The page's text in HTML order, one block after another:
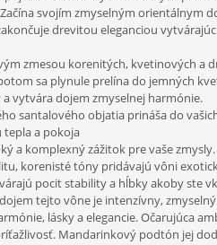
svojím zmyselným orientálnym
drevitou eleganciou
zmesou korenitých, kvetinových a
sa plynule prelína do jemných
vytvára dojem zmyselnej harmónie.
santalového objatia prináša do
a pokoja
a komplexný zážitok pre vaše
korenisté tóny pridávajú vôni
pocit stability a hĺbky akoby ste
tejto vône je intenzívny,
lásky a elegancie. Očarujúca
Mandarinkový podtón jej